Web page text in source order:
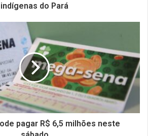
indígenas do Pará
pagar R$ 6,5 milhões neste